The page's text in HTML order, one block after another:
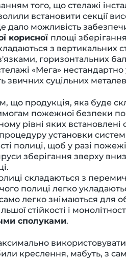
того, що стелажі
встановити секції
дало можливість
корисної площі
з вертикальних
горизонтальних
«Мега» нестандартно
звичних суцільних
що продукція, яка буде
пожежної безпеки
рівні яких
установки
полиці, щоб у разі
зберігання зверху
складаються з
полиці легко
само легко знімаються для
стійкості і
сполуками.
використовувати
креслення, мабуть, з